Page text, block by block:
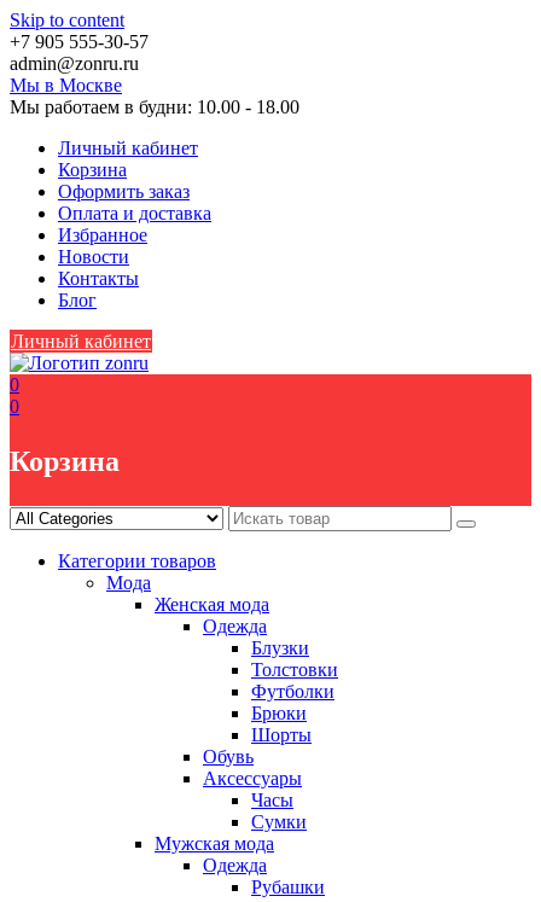
Skip to content
+7 905 555-30-57
аdmin@zоnru.ru
Мы в Москве
Мы работаем в будни: 10.00 - 18.00
Личный кабинет
Корзина
Оформить заказ
Оплата и доставка
Избранное
Новости
Контакты
Блог
Личный кабинет
0
0
Корзина
Категории товаров
Мода
Женская мода
Одежда
Блузки
Толстовки
Футболки
Брюки
Шорты
Обувь
Аксессуары
Часы
Сумки
Мужская мода
Одежда
Рубашки